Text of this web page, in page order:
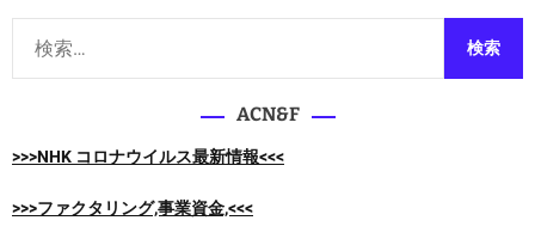
ACN&F
>>>NHK コロナウイルス最新情報<<<
>>>ファクタリング,事業資金,<<<